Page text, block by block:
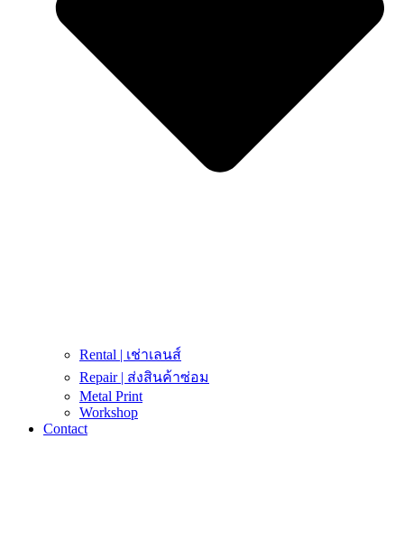
Rental | เช่าเลนส์
Repair | ส่งสินค้าซ่อม
Metal Print
Workshop
Contact